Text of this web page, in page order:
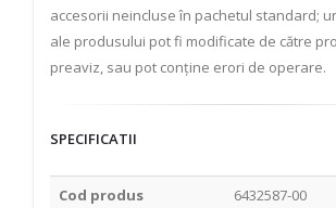
accesorii neincluse în pachetul standard;
ale produsului pot fi modificate de către
preaviz, sau pot conține erori de operare.
SPECIFICATII
Cod produs
6432587-00